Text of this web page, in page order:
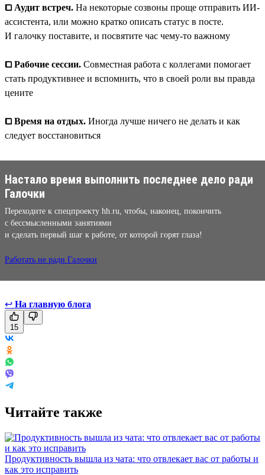
⧠ Аудит встреч. На некоторые созвоны проще отправить ИИ-
ассистента, или можно кратко описать статус в посте.
И галочку поставите, и посвятите час чему-то важному
⧠ Рабочие сессии. Совместная работа с коллегами помогает
стать продуктивнее и вспомнить, что в своей роли вы правда
цените
⧠ Время на отдых. Иногда лучше ничего не делать и как
следует восстановиться
Настало время выполнить последнее дело ради
Галочки
Переходите к спецпроекту hh.ru, чтобы, наконец, покончить
с бессмысленными занятиями
и сделать первый шаг к работе, от которой горят глаза!
Работать не ради Галочки
↩ На главную блога
15
Читайте также
Продуктивность вышла из чата: что отвлекает вас от работы и
как это исправить